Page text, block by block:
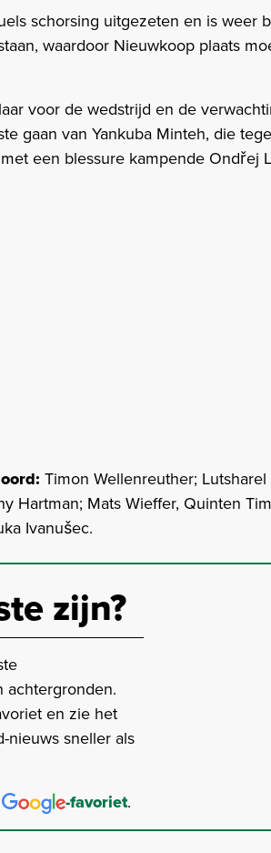
schorsing uitgezeten en is weer
waardoor Nieuwkoop plaats
voor de wedstrijd en de
gaan van Yankuba Minteh, die
een blessure kampende Ondřej
Timon Wellenreuther;
Hartman; Mats Wieffer, Quinten
Ivanušec.
zijn?
achtergronden.
en zie het
nieuws sneller als
-favoriet.